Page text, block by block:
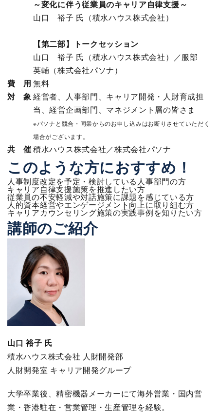
～変化に伴う従業員のキャリア自律支援～
山口 裕子 氏（積水ハウス株式会社）
【第二部】トークセッション
山口 裕子 氏（積水ハウス株式会社）／服部
英輔（株式会社パソナ）
費 用 無料
対 象経営者、人事部門、キャリア開発・人財育成担
当、経営企画部門、マネジメント層の皆さま
※パソナと競合・同業からのお申し込みはお断りさせていただく
場合がございます。
共 催積水ハウス株式会社／株式会社パソナ
このような方におすすめ！
人事制度改定を予定・検討している人事部門の方
キャリア自律支援施策を推進したい方
従業員の不安軽減や対話施策に課題を感じている方
人的資本経営やエンゲージメント向上に取り組む方
キャリアカウンセリング施策の実践事例を知りたい方
講師のご紹介
山口 裕子 氏
積水ハウス株式会社 人財開発部
人財開発室 キャリア開発グループ
大学卒業後、精密機器メーカーにて海外営業・国内営
業・香港駐在・営業管理・生産管理を経験。